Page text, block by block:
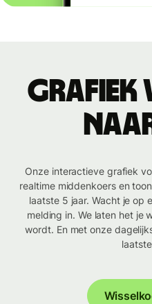
Grafiek
Onze interactieve grafiek
realtime middenkoers en
laatste 5 jaar. Wacht je op
melding in. We laten het je
wordt. En met onze